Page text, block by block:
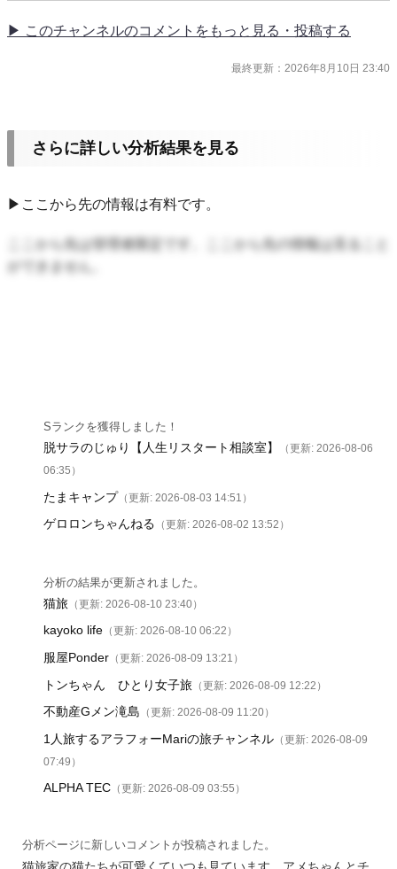
▶ このチャンネルのコメントをもっと見る・投稿する
最終更新：2026年8月10日 23:40
さらに詳しい分析結果を見る
▶ここから先の情報は有料です。
ここから先は管理者限定です。ここから先の情報は見ること
ができません。
Sランクを獲得しました！
脱サラのじゅり【人生リスタート相談室】
（更新: 2026-08-06
06:35）
たまキャンプ（更新: 2026-08-03 14:51）
ゲロロンちゃんねる （更新: 2026-08-02 13:52）
分析の結果が更新されました。
猫旅 （更新: 2026-08-10 23:40）
kayoko life （更新: 2026-08-10 06:22）
服屋Ponder （更新: 2026-08-09 13:21）
トンちゃん ひとり女子旅 （更新: 2026-08-09 12:22）
不動産Gメン滝島 （更新: 2026-08-09 11:20）
1人旅するアラフォーMariの旅チャンネル （更新: 2026-08-09
07:49）
ALPHA TEC （更新: 2026-08-09 03:55）
分析ページに新しいコメントが投稿されました。
猫旅家の猫たちが可愛くていつも見ています。アメちゃんとチ